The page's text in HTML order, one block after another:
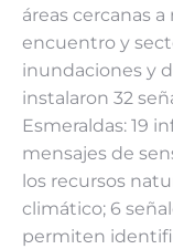
áreas cercanas
encuentro y
inundaciones y
instalaron 32
Esmeraldas: 19
mensajes de
los recursos
climático; 6
permiten